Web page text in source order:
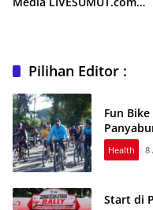
Pilihan Editor :
Fun
Health 8
Start di